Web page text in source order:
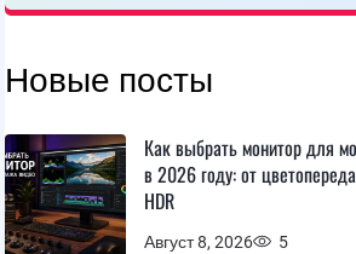
Новые посты
Август 8, 2026 5
Как выбрать монитор для
в 2026 году: от
HDR